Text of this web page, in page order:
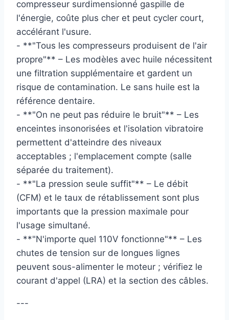
compresseur surdimensionné gaspille de
l'énergie, coûte plus cher et peut cycler court,
accélérant l'usure.
- **"Tous les compresseurs produisent de l'air
propre"** – Les modèles avec huile nécessitent
une filtration supplémentaire et gardent un
risque de contamination. Le sans huile est la
référence dentaire.
- **"On ne peut pas réduire le bruit"** – Les
enceintes insonorisées et l'isolation vibratoire
permettent d'atteindre des niveaux
acceptables ; l'emplacement compte (salle
séparée du traitement).
- **"La pression seule suffit"** – Le débit
(CFM) et le taux de rétablissement sont plus
importants que la pression maximale pour
l'usage simultané.
- **"N'importe quel 110V fonctionne"** – Les
chutes de tension sur de longues lignes
peuvent sous-alimenter le moteur ; vérifiez le
courant d'appel (LRA) et la section des câbles.
---